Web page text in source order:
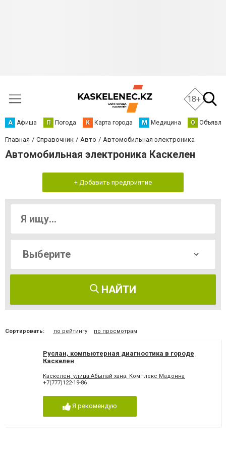
18+
А Афиша П Погода К Карта города М Медицина О
Главная Справочник Авто Автомобильная электроника
Автомобильная электроника Каскелен
+ Добавить предприятие
НАЙТИ
Сортировать: по рейтингу по просмотрам
Руслан, компьютерная диагностика в городе
Каскелен
Каскелен, улица Абылай хана, Комплекс Мадонна
+7(777)122-19-86
Я рекомендую